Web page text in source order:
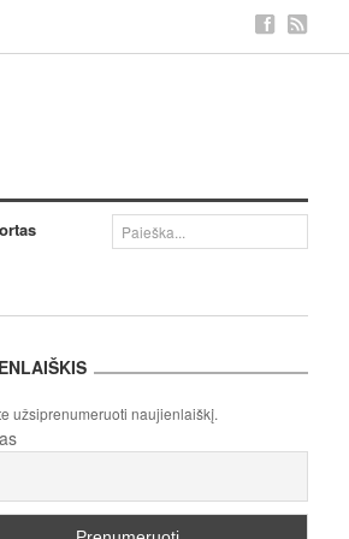
užsiprenumeruoti naujienlaiškį.